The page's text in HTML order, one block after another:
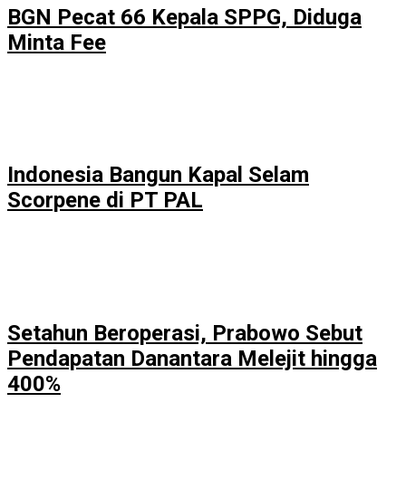
BGN Pecat 66 Kepala SPPG, Diduga
Minta Fee
Indonesia Bangun Kapal Selam
Scorpene di PT PAL
Setahun Beroperasi, Prabowo Sebut
Pendapatan Danantara Melejit hingga
400%